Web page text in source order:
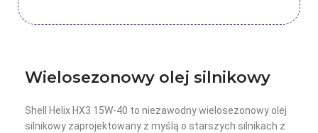
Wielosezonowy olej silnikowy
Shell Helix HX3 15W-40 to niezawodny wielosezonowy olej
silnikowy zaprojektowany z myślą o starszych silnikach z